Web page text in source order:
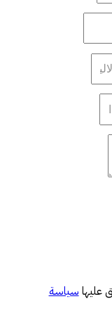
عليها سياسة